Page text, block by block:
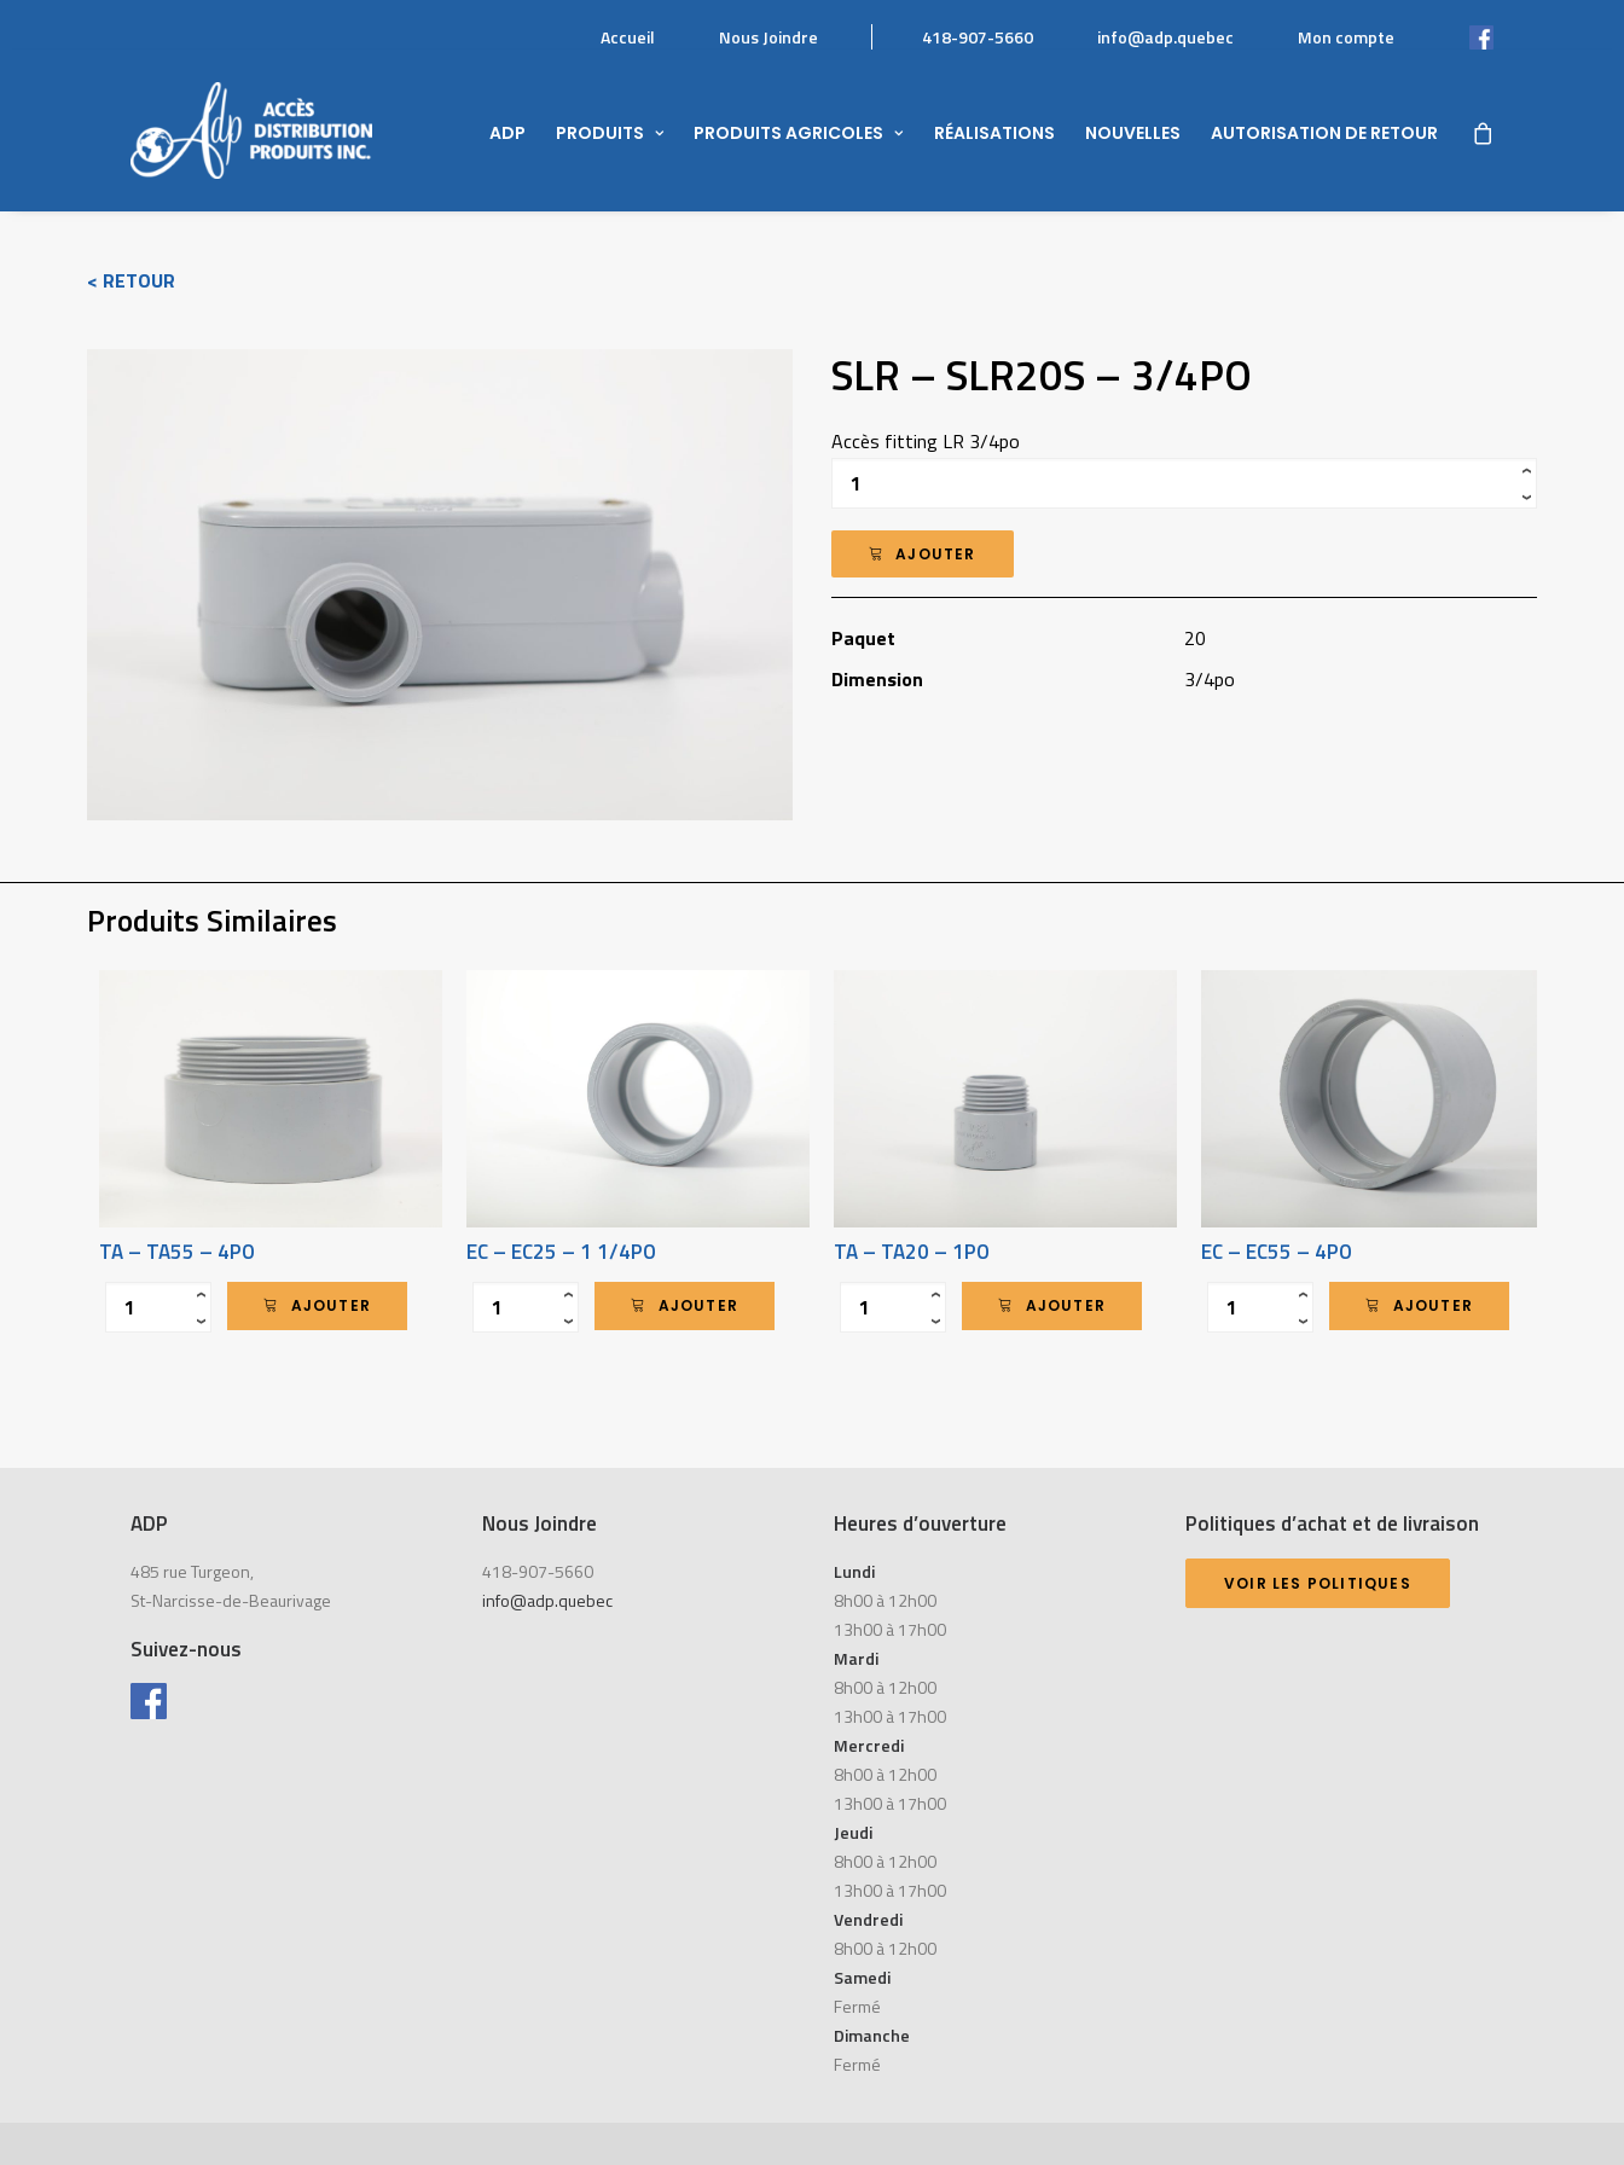
Accueil Nous Joindre 418-907-5660 info@adp.quebec Mon compte Facebook
ADP PRODUITS PRODUITS AGRICOLES RÉALISATIONS NOUVELLES AUTORISATION DE RETOUR
< RETOUR
SLR – SLR20S – 3/4PO
Accès fitting LR 3/4po
‹
›
AJOUTER
Paquet
20
Dimension
3/4po
Produits Similaires
TA – TA55 – 4PO
‹
›
AJOUTER
EC – EC25 – 1 1/4PO
‹
›
AJOUTER
TA – TA20 – 1PO
‹
›
AJOUTER
EC – EC55 – 4PO
‹
›
AJOUTER
ADP
485 rue Turgeon,
St-Narcisse-de-Beaurivage
Suivez-nous
Nous Joindre
418-907-5660
info@adp.quebec
Heures d’ouverture
Lundi
8h00 à 12h00
13h00 à 17h00
Mardi
8h00 à 12h00
13h00 à 17h00
Mercredi
8h00 à 12h00
13h00 à 17h00
Jeudi
8h00 à 12h00
13h00 à 17h00
Vendredi
8h00 à 12h00
Samedi
Fermé
Dimanche
Fermé
Politiques d’achat et de livraison
VOIR LES POLITIQUES